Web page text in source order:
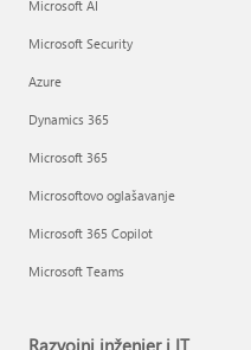
Microsoft AI
Microsoft Security
Azure
Dynamics 365
Microsoft 365
Microsoftovo oglašavanje
Microsoft 365 Copilot
Microsoft Teams
Razvojni inženjer i IT